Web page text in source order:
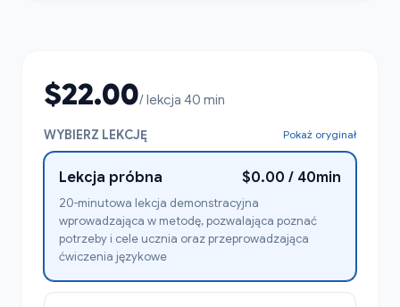
$22.00/ lekcja 40 min
WYBIERZ LEKCJĘ Pokaż oryginał
Lekcja próbna $0.00 / 40min
20-minutowa lekcja demonstracyjna
wprowadzająca w metodę, pozwalająca poznać
potrzeby i cele ucznia oraz przeprowadzająca
ćwiczenia językowe